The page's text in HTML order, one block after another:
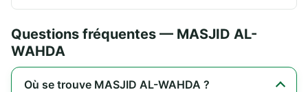
Questions fréquentes — MASJID AL-
WAHDA
Où se trouve MASJID AL-WAHDA ?